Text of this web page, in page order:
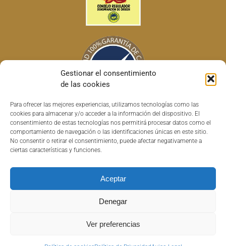
Gestionar el consentimiento
de las cookies
Para ofrecer las mejores experiencias, utilizamos tecnologías como las
cookies para almacenar y/o acceder a la información del dispositivo. El
consentimiento de estas tecnologías nos permitirá procesar datos como el
comportamiento de navegación o las identificaciones únicas en este sitio.
No consentir o retirar el consentimiento, puede afectar negativamente a
ciertas características y funciones.
Aceptar
Denegar
Ver preferencias
Copyright © 2022 Horchatas HISC | Todos los derechos reservados |
Aviso Legal